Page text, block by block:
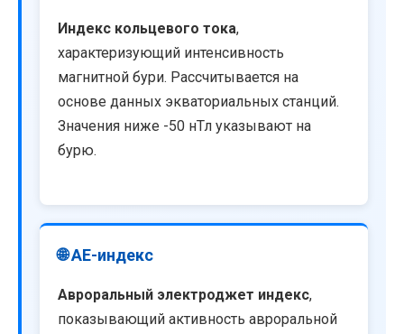
Индекс кольцевого тока,
характеризующий интенсивность
магнитной бури. Рассчитывается на
основе данных экваториальных станций.
Значения ниже -50 нТл указывают на
бурю.
🌐 AE-индекс
Авроральный электроджет индекс,
показывающий активность авроральной